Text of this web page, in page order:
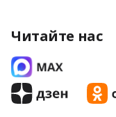
Читайте нас